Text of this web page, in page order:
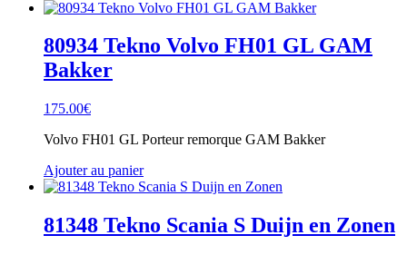
80934 Tekno Volvo FH01 GL GAM
Bakker
175.00€
Volvo FH01 GL Porteur remorque GAM Bakker
Ajouter au panier
81348 Tekno Scania S Duijn en Zonen